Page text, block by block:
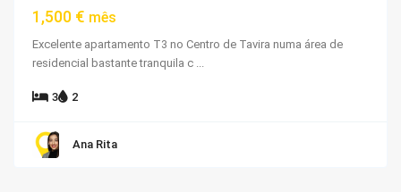
1,500 € mês
Excelente apartamento T3 no Centro de Tavira numa área de
residencial bastante tranquila c
3 2
Ana Rita